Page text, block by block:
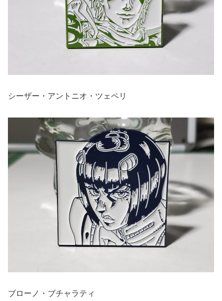
シーザー・アントニオ・ツェペリ
ブローノ・ブチャラティ